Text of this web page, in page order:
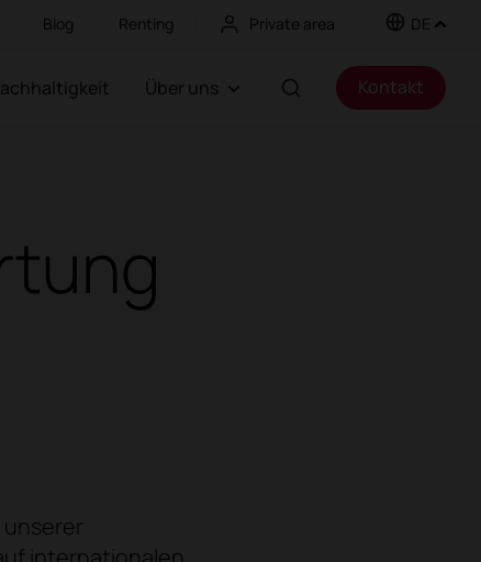
Blog Renting Private area DE
Nachhaltigkeit Über uns Kontakt